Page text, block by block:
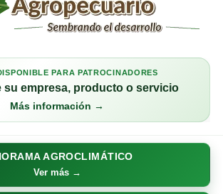
PARA PATROCINADORES
su empresa, producto o servicio
Más información →
AGROCLIMÁTICO
Ver más →